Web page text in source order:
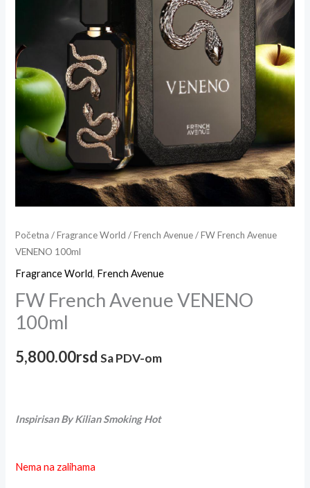
Početna /Fragrance World /French Avenue/ FW French Avenue
VENENO 100ml
Fragrance World, French Avenue
FW French Avenue VENENO
100ml
5,800.00rsd Sa PDV-om
Inspirisan By Kilian Smoking Hot
Nema na zalihama